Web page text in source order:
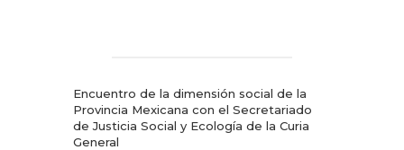
Encuentro de la dimensión social de la
Provincia Mexicana con el Secretariado
de Justicia Social y Ecología de la Curia
General